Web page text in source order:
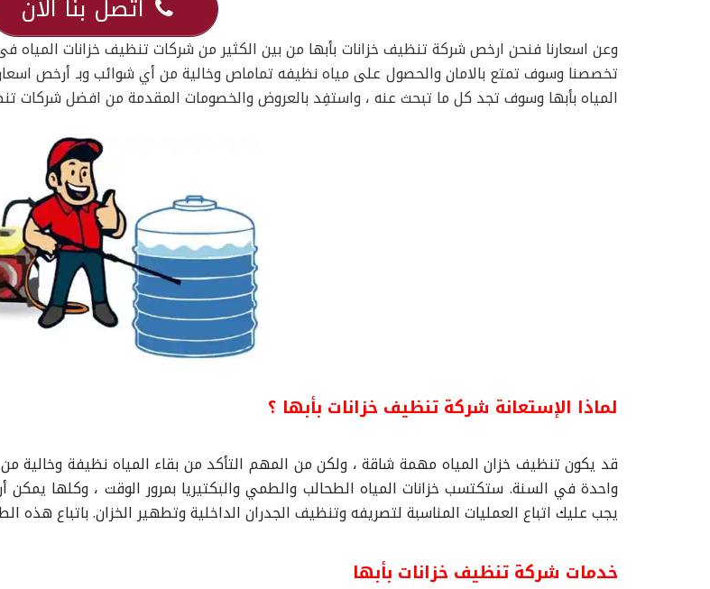
وعن اسعارنا فنحن ارخص شركة تنظيف خزانات بأبها من بين الكثير من شركات تنظيف خزانات المياه
تخصصنا وسوف تمتع بالامان والحصول على مياه نظيفه تماماص وخالية من أي شوائب وبـ أرخص
المياه بأبها وسوف تجد كل ما تبحث عنه ، واستفِد بالعروض والخصومات المقدمة من افضل شركات
لماذا الإستعانة شركة تنظيف خزانات بأبها ؟
قد يكون تنظيف خزان المياه مهمة شاقة ، ولكن من المهم التأكد من بقاء المياه نظيفة وخالية
واحدة في السنة. ستكتسب خزانات المياه الطحالب والطمي والبكتيريا بمرور الوقت ، وكلها يمكن
يجب عليك اتباع العمليات المناسبة لتصريفه وتنظيف الجدران الداخلية وتطهير الخزان. باتباع
خدمات شركة تنظيف خزانات بأبها